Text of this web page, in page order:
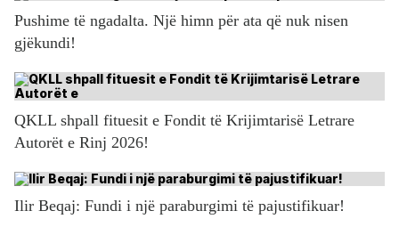
Pushime të ngadalta. Një himn për ata që nuk nisen
gjëkundi!
QKLL shpall fituesit e Fondit të Krijimtarisë Letrare
Autorët e Rinj 2026!
Ilir Beqaj: Fundi i një paraburgimi të pajustifikuar!